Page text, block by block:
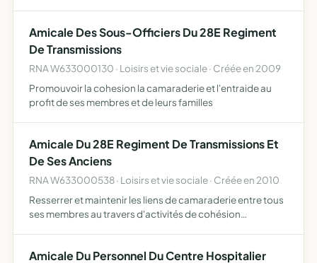
Amicale Des Sous-Officiers Du 28E Regiment
De Transmissions
RNA W633000130 · Loisirs et vie sociale · Créée en 2009
Promouvoir la cohesion la camaraderie et l'entraide au
profit de ses membres et de leurs familles
Amicale Du 28E Regiment De Transmissions Et
De Ses Anciens
RNA W633000538 · Loisirs et vie sociale · Créée en 2010
Resserrer et maintenir les liens de camaraderie entre tous
ses membres au travers d'activités de cohésion
Amicale Du Personnel Du Centre Hospitalier